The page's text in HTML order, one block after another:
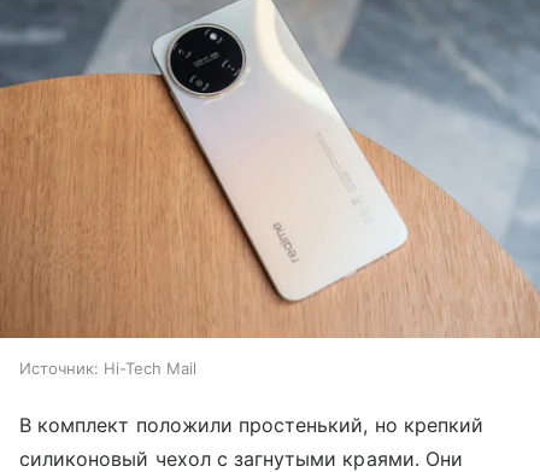
Источник: Hi-Tech Mail
В комплект положили простенький, но крепкий
силиконовый чехол с загнутыми краями. Они